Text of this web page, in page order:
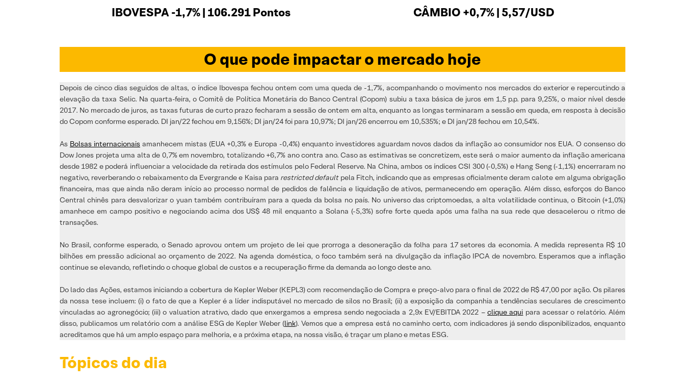
IBOVESPA -1,7% | 106.291 Pontos CÂMBIO +0,7% | 5,57/USD
O que pode impactar o mercado hoje
Depois de cinco dias seguidos de altas, o índice Ibovespa fechou ontem com uma queda de -1,7%, acompanhando o movimento nos mercados do exterior e repercutindo a
elevação da taxa Selic. Na quarta-feira, o Comitê de Política Monetária do Banco Central (Copom) subiu a taxa básica de juros em 1,5 p.p. para 9,25%, o maior nível desde
2017. No mercado de juros, as taxas futuras de curto prazo fecharam a sessão de ontem em alta, enquanto as longas terminaram a sessão em queda, em resposta à decisão
do Copom conforme esperado. DI jan/22 fechou em 9,156%; DI jan/24 foi para 10,97%; DI jan/26 encerrou em 10,535%; e DI jan/28 fechou em 10,54%.
As Bolsas internacionais amanhecem mistas (EUA +0,3% e Europa -0,4%) enquanto investidores aguardam novos dados da inflação ao consumidor nos EUA. O consenso do
Dow Jones projeta uma alta de 0,7% em novembro, totalizando +6,7% ano contra ano. Caso as estimativas se concretizem, este será o maior aumento da inflação americana
desde 1982 e poderá influenciar a velocidade da retirada dos estímulos pelo Federal Reserve. Na China, ambos os índices CSI 300 (-0,5%) e Hang Seng (-1,1%) encerraram no
negativo, reverberando o rebaixamento da Evergrande e Kaisa para restricted defaultpela Fitch, indicando que as empresas oficialmente deram calote em alguma obrigação
financeira, mas que ainda não deram início ao processo normal de pedidos de falência e liquidação de ativos, permanecendo em operação. Além disso, esforços do Banco
Central chinês para desvalorizar o yuan também contribuíram para a queda da bolsa no país. No universo das criptomoedas, a alta volatilidade continua, o Bitcoin (+1,0%)
amanhece em campo positivo e negociando acima dos US$ 48 mil enquanto a Solana (-5,3%) sofre forte queda após uma falha na sua rede que desacelerou o ritmo de
transações.
No Brasil, conforme esperado, o Senado aprovou ontem um projeto de lei que prorroga a desoneração da folha para 17 setores da economia. A medida representa R$ 10
bilhões em pressão adicional ao orçamento de 2022. Na agenda doméstica, o foco também será na divulgação da inflação IPCA de novembro. Esperamos que a inflação
continue se elevando, refletindo o choque global de custos e a recuperação firme da demanda ao longo deste ano.
Do lado das Ações, estamos iniciando a cobertura de Kepler Weber (KEPL3) com recomendação de Compra e preço-alvo para o final de 2022 de R$ 47,00 por ação. Os pilares
da nossa tese incluem: (i) o fato de que a Kepler é a líder indisputável no mercado de silos no Brasil; (ii) a exposição da companhia a tendências seculares de crescimento
vinculadas ao agronegócio; (iii) o valuation atrativo, dado que enxergamos a empresa sendo negociada a 2,9x EV/EBITDA 2022 –clique aqui para acessar o relatório. Além
disso, publicamos um relatório com a análise ESG de Kepler Weber (link). Vemos que a empresa está no caminho certo, com indicadores já sendo disponibilizados, enquanto
acreditamos que há um amplo espaço para melhoria, e a próxima etapa, na nossa visão, é traçar um plano e metas ESG.
Tópicos do dia